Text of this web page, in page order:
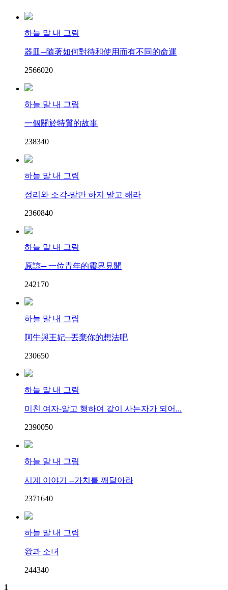
하늘 말 내 그림
器皿─隨著如何對待和使用而有不同的命運
2566020
하늘 말 내 그림
一個關於特質的故事
238340
하늘 말 내 그림
정리와 소각-말만 하지 말고 해라
2360840
하늘 말 내 그림
原諒─ 一位青年的靈界見聞
242170
하늘 말 내 그림
阿牛與王妃─丟棄你的想法吧
230650
하늘 말 내 그림
미친 여자-알고 행하여 같이 사는자가 되어...
2390050
하늘 말 내 그림
시계 이야기 --가치를 깨달아라
2371640
하늘 말 내 그림
왕과 소녀
244340
1